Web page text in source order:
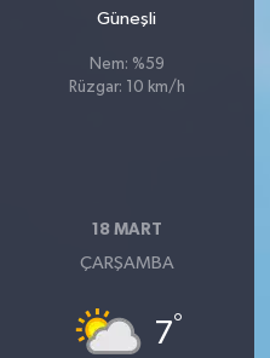
Güneşli
Nem: %59
Rüzgar: 10 km/h
18 MART
ÇARŞAMBA
7°